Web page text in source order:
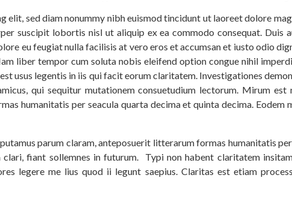
elit, sed diam nonummy nibh euismod tincidunt ut laoreet dolore
suscipit lobortis nisl ut aliquip ex ea commodo consequat. Duis
eu feugiat nulla facilisis at vero eros et accumsan et iusto odio
liber tempor cum soluta nobis eleifend option congue nihil
usus legentis in iis qui facit eorum claritatem. Investigationes
qui sequitur mutationem consuetudium lectorum. Mirum
humanitatis per seacula quarta decima et quinta decima. Eodem
parum claram, anteposuerit litterarum formas humanitatis
fiant sollemnes in futurum. Typi non habent claritatem
legere me lius quod ii legunt saepius. Claritas est etiam